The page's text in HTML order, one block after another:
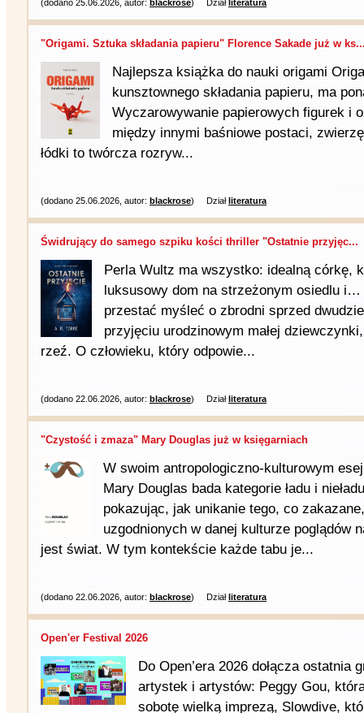
(dodano 25.06.2026, autor: blackrose) Dział literatura
"Origami. Sztuka składania papieru" Florence Sakade już w
Najlepsza książka do nauki origami
kunsztownego składania papieru, ma
Wyczarowywanie papierowych figurek i
między innymi baśniowe postaci,
łódki to twórcza rozryw...
(dodano 25.06.2026, autor: blackrose) Działliteratura
Świdrujący do samego szpiku kości thriller "Ostatnie przyjęc...
Perla Wultz ma wszystko: idealną córkę,
luksusowy dom na strzeżonym osiedlu i…
przestać myśleć o zbrodni sprzed
przyjęciu urodzinowym małej
rzeź. O człowieku, który odpowie...
(dodano 22.06.2026, autor: blackrose) Działliteratura
"Czystość i zmaza" Mary Douglas już w księgarniach
W swoim antropologiczno-kulturowym
Mary Douglas bada kategorie ładu i
pokazując, jak unikanie tego, co
uzgodnionych w danej kulturze poglądów
jest świat. W tym kontekście każde tabu je...
(dodano 22.06.2026, autor: blackrose) Działliteratura
Open'er Festival 2026
Do Open’era 2026 dołącza ostatnia
artystek i artystów: Peggy Gou,
sobotę wielką imprezą, Slowdive,